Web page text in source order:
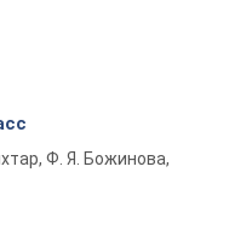
Ф. Я. Божинова,